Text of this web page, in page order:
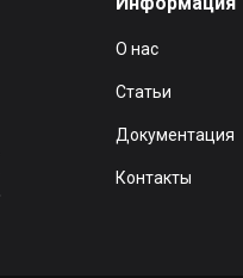
О нас
Статьи
Документация
Контакты